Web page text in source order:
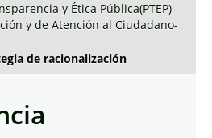
y Ética Pública(PTEP)
y de Atención al Ciudadano-
de racionalización